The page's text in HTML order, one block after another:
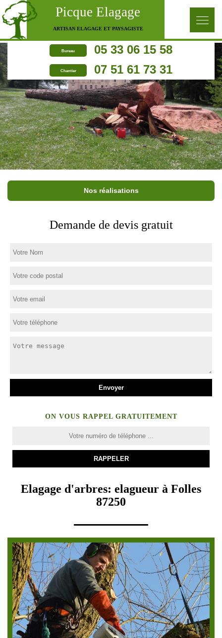
Picque Elagage
ARTISAN ELAGAGE ET PAYSAGISTE
Bureau 05 33 06 15 58
Chantier 07 51 61 73 31
Nos réalisations
Demande de devis gratuit
ON VOUS RAPPEL GRATUITEMENT
Elagage d'arbres: elagueur à Folles
87250